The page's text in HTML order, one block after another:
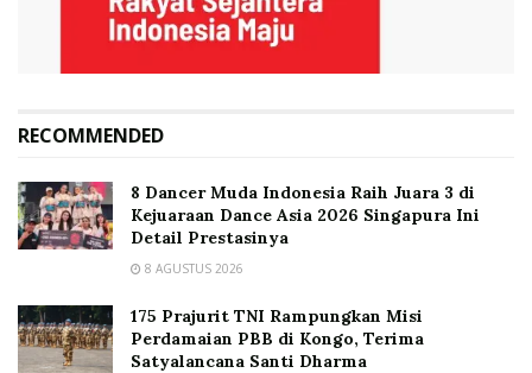
RECOMMENDED
8 Dancer Muda Indonesia Raih Juara 3 di
Kejuaraan Dance Asia 2026 Singapura Ini
Detail Prestasinya
8 AGUSTUS 2026
175 Prajurit TNI Rampungkan Misi
Perdamaian PBB di Kongo, Terima
Satyalancana Santi Dharma